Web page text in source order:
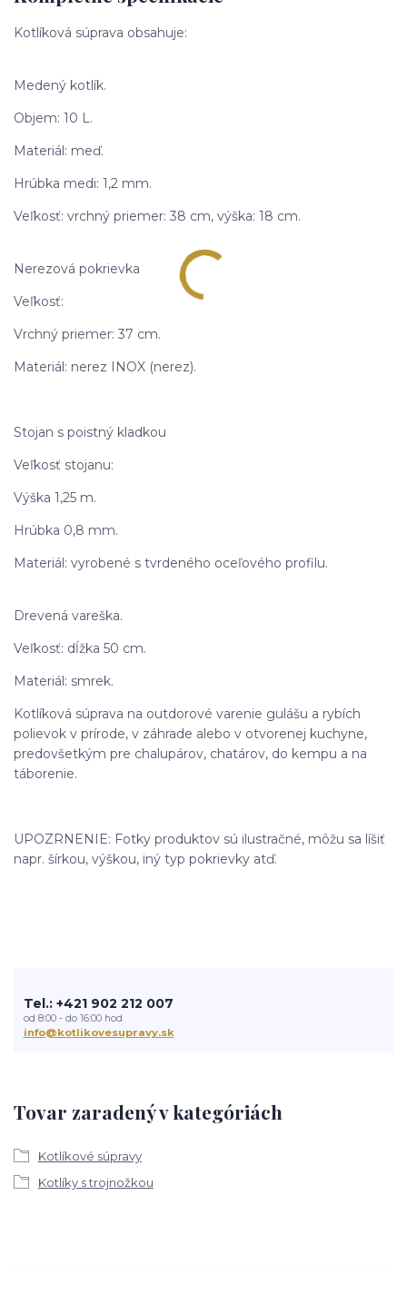
Kotlíková súprava obsahuje:
Medený kotlík.
Objem: 10 L.
Materiál: meď.
Hrúbka medi: 1,2 mm.
Veľkosť: vrchný priemer: 38 cm, výška: 18 cm.
Nerezová pokrievka
Veľkosť:
Vrchný priemer: 37 cm.
Materiál: nerez INOX (nerez).
Stojan s poistný kladkou
Veľkosť stojanu:
Výška 1,25 m.
Hrúbka 0,8 mm.
Materiál: vyrobené s tvrdeného oceľového profilu.
Drevená vareška.
Veľkosť: dĺžka 50 cm.
Materiál: smrek.
Kotlíková súprava na outdorové varenie gulášu a rybích
polievok v prírode, v záhrade alebo v otvorenej kuchyne,
predovšetkým pre chalupárov, chatárov, do kempu a na
táborenie.
UPOZRNENIE: Fotky produktov sú ilustračné, môžu sa líšiť
napr. šírkou, výškou, iný typ pokrievky atď.
Tovar zaradený v kategóriách
Kotlíkové súpravy
Kotlíky s trojnožkou
Tel.: +421 902 212 007
od 8:00 - do 16:00 hod
info@kotlikovesupravy.sk